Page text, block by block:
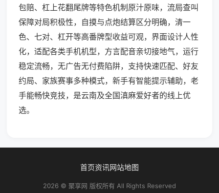
包赔、杠上花翻尾牌等特色机制原汁原味，流局查叫
保障对局积极性，自摸与点炮结算区分明确，清一
色、七对、杠开等高番牌型收益可观，界面设计人性
化，适配各类手机机型，方言配音亲切接地气，运行
稳定流畅，无广告无付费陷阱，支持快速匹配、好友
约局、家族赛事多种模式，新手有智能提示辅助，老
手能畅快竞技，是云南及全国滇麻爱好者的线上优
选。
首页资讯网站地图
2026 © 聚享网 版权所有 All Rights Reserved